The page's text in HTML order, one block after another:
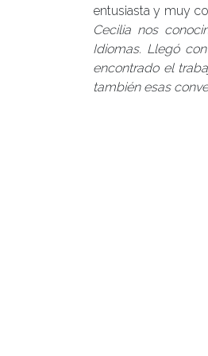
entusiasta y muy
Cecilia nos
Idiomas. Llegó
encontrado el
también esas